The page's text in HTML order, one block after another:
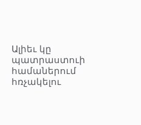
Ալիեւ կը
պատրաստուի
համաներում
հռչակելու